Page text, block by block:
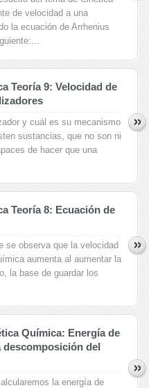
de velocidad a una
la ecuación de Arrhenius
Teoría 9: Velocidad de
y cuál es su mecanismo
sustancias, que no son ni
de hacer que una
Teoría 8: Ecuación de
se observa que la velocidad
aumenta al aumentar la
la base de guardar los
Química: Energía de
descomposición del
la energía de